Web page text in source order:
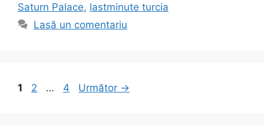
Saturn Palace, lastminute turcia
Lasă un comentariu
Pagina
1 Pagina
2 … Pagina
4 Următor →